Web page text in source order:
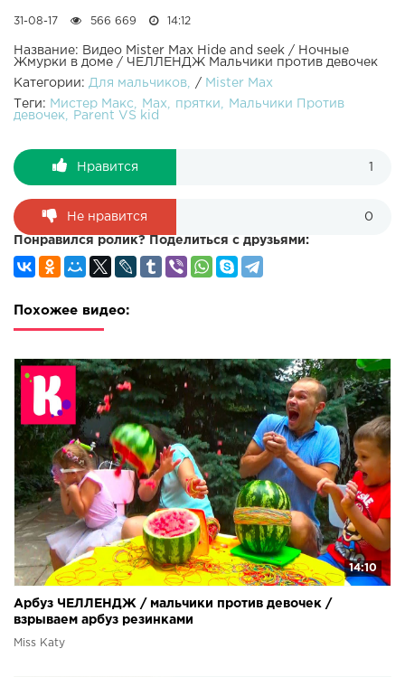
31-08-17 566 669 14:12
Название: Видео Mister Max Hide and seek / Ночные
Жмурки в доме / ЧЕЛЛЕНДЖ Мальчики против девочек
Категории: Для мальчиков /
Mister Max
Теги:
Мистер Макс Max прятки
Мальчики Против
девочек
Parent VS kid
Нравится
Не нравится 0
Понравился ролик? Поделиться с друзьями:
Похожее видео:
14:10
Арбуз ЧЕЛЛЕНДЖ / мальчики против девочек /
взрываем арбуз резинками
Miss Katy